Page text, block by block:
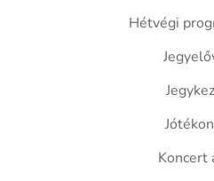
Hétvégi
Koncert